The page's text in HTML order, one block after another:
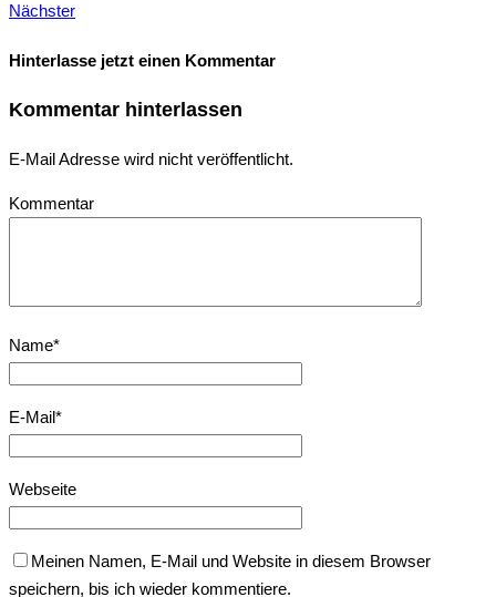
Nächster
Hinterlasse jetzt einen Kommentar
Kommentar hinterlassen
E-Mail Adresse wird nicht veröffentlicht.
Kommentar
Name*
E-Mail*
Webseite
Meinen Namen, E-Mail und Website in diesem Browser
speichern, bis ich wieder kommentiere.